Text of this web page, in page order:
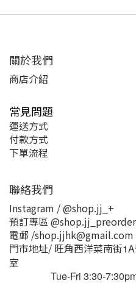
關於我們
商店介紹
常見問題
運送方式
付款方式
下單流程
聯絡我們
Instagram / @shop.jj_+
預訂專區 @shop.jj_preorder
電郵 /shop.jjhk@gmail.com
門市地址/ 旺角西洋菜南街1A
室
Tue-Fri 3:30-